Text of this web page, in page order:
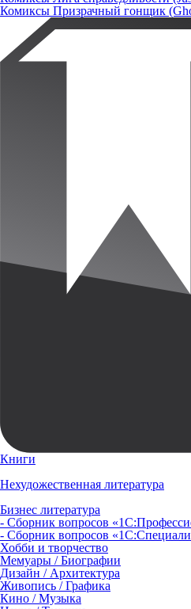
Комиксы Призрачный гонщик
Книги
Нехудожественная литература
Бизнес литература
- Сборник вопросов
- Сборник вопросов
Хобби и творчество
Мемуары / Биографии
Дизайн / Архитектура
Живопись / Графика
Кино / Музыка